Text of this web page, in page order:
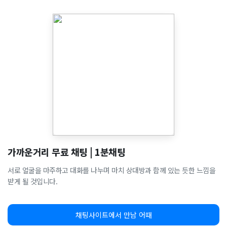
가까운거리 무료 채팅 | 1분채팅
서로 얼굴을 마주하고 대화를 나누며 마치 상대방과 함께 있는 듯한 느낌을
받게 될 것입니다.
채팅사이트에서 만남 어때